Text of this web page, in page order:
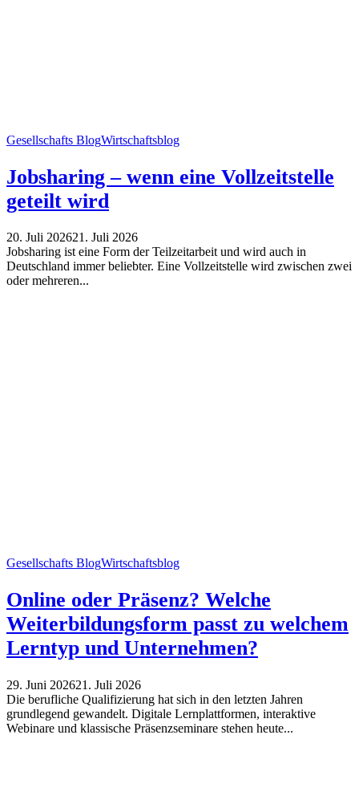
Gesellschafts BlogWirtschaftsblog
Jobsharing – wenn eine Vollzeitstelle
geteilt wird
20. Juli 202621. Juli 2026
Jobsharing ist eine Form der Teilzeitarbeit und wird auch in
Deutschland immer beliebter. Eine Vollzeitstelle wird zwischen zwei
oder mehreren...
Gesellschafts BlogWirtschaftsblog
Online oder Präsenz? Welche
Weiterbildungsform passt zu welchem
Lerntyp und Unternehmen?
29. Juni 202621. Juli 2026
Die berufliche Qualifizierung hat sich in den letzten Jahren
grundlegend gewandelt. Digitale Lernplattformen, interaktive
Webinare und klassische Präsenzseminare stehen heute...